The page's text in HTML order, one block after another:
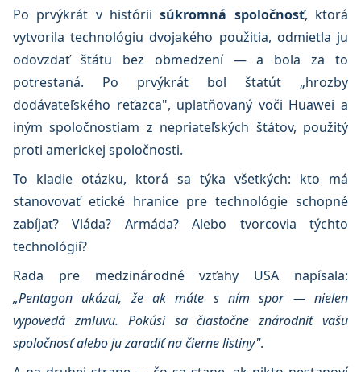
Po prvýkrát v históriisúkromná spoločnosť, ktorá
vytvorila technológiu dvojakého použitia, odmietla ju
odovzdať štátu bez obmedzení — a bola za to
potrestaná. Po prvýkrát bol štatút „hrozby
dodávateľského reťazca", uplatňovaný voči Huawei a
iným spoločnostiam z nepriateľských štátov, použitý
proti americkej spoločnosti.
To kladie otázku, ktorá sa týka všetkých: kto má
stanovovať etické hranice pre technológie schopné
zabíjať? Vláda? Armáda? Alebo tvorcovia týchto
technológií?
Rada pre medzinárodné vzťahy USA napísala:
„Pentagon ukázal, že ak máte s ním spor — nielen
vypovedá zmluvu. Pokúsi sa čiastočne znárodniť vašu
spoločnosť alebo ju zaradiť na čierne listiny".